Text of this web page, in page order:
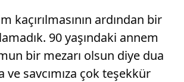
kaçırılmasının ardından bir
90 yaşındaki annem
bir mezarı olsun diye dua
ve savcımıza çok teşekkür